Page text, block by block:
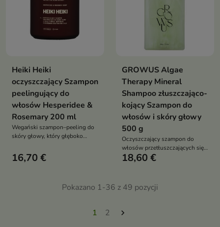
Heiki Heiki
oczyszczający Szampon
peelingujący do
włosów Hesperidee &
Rosemary 200 ml
Wegański szampon–peeling do
skóry głowy, który głęboko
naskórek i reguluje sebum dzięki
soli z Morza Martwego i
16,70 €
GROWUS Algae
Therapy Mineral
Shampoo złuszczająco-
kojący Szampon do
włosów i skóry głowy
500 g
Oczyszczający szampon do
włosów przetłuszczających się,
który reguluje sebum, złuszcza
18,60 €
Pokazano 1-36 z 49 pozycji
1 2 